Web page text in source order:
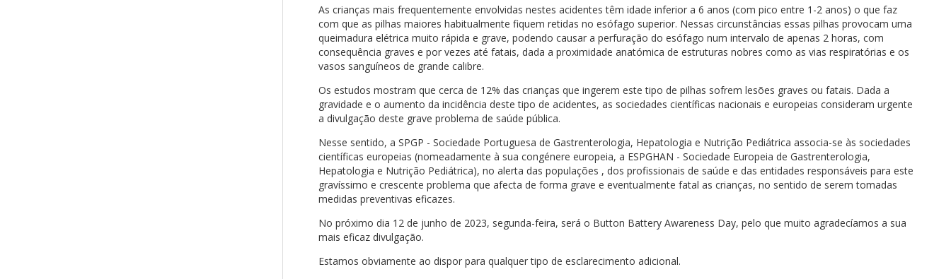
As crianças mais frequentemente envolvidas nestes acidentes têm idade inferior a 6 anos (com pico entre 1-2 anos) o que faz
com que as pilhas maiores habitualmente fiquem retidas no esófago superior. Nessas circunstâncias essas pilhas provocam uma
queimadura elétrica muito rápida e grave, podendo causar a perfuração do esófago num intervalo de apenas 2 horas, com
consequência graves e por vezes até fatais, dada a proximidade anatómica de estruturas nobres como as vias respiratórias e os
vasos sanguíneos de grande calibre.
Os estudos mostram que cerca de 12% das crianças que ingerem este tipo de pilhas sofrem lesões graves ou fatais. Dada a
gravidade e o aumento da incidência deste tipo de acidentes, as sociedades científicas nacionais e europeias consideram urgente
a divulgação deste grave problema de saúde pública.
Nesse sentido, a SPGP - Sociedade Portuguesa de Gastrenterologia, Hepatologia e Nutrição Pediátrica associa-se às sociedades
científicas europeias (nomeadamente à sua congénere europeia, a ESPGHAN - Sociedade Europeia de Gastrenterologia,
Hepatologia e Nutrição Pediátrica), no alerta das populações , dos profissionais de saúde e das entidades responsáveis para este
gravíssimo e crescente problema que afecta de forma grave e eventualmente fatal as crianças, no sentido de serem tomadas
medidas preventivas eficazes.
No próximo dia 12 de junho de 2023, segunda-feira, será o Button Battery Awareness Day, pelo que muito agradecíamos a sua
mais eficaz divulgação.
Estamos obviamente ao dispor para qualquer tipo de esclarecimento adicional.